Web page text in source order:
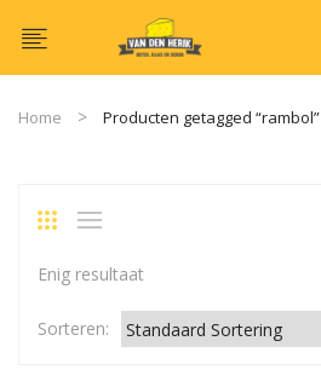
Home Producten getagged “rambol”
Enig resultaat
Sorteren: